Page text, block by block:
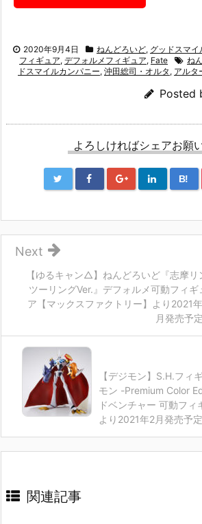
2020年9月4日 ねんどろいど, グッドスマイ
フィギュア, デフォルメフィギュア, Fate ね
ドスマイルカンパニー, 沖田総司・オルタ , アルタ
Posted
よろしければシェアお願
B!
【ゆるキャン△】ねんどろいど『志摩リ
ツーリングVer.』デフォルメ可動フィギ
ア【マックスファクトリー】より2021
月発売予
Next
【デジモン】S.H.フィ
モン -Premium Color
ドベンチャー 可動フィ
より2021年2月発売予
関連記事